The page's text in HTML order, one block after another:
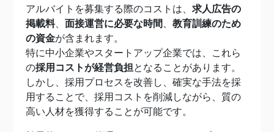
アルバイトを募集する際のコストは、 求人広告の
掲載料、 面接運営に必要な時間
教育訓練のため
の資金が含まれます。
特に中小企業やスタートアップ企業では、これら
の採用コストが経営負担となることがあります。
しかし、採用プロセスを改善し、確実な手法を採
用することで、採用コストを削減しながら、質の
高い人材を獲得することが可能です。